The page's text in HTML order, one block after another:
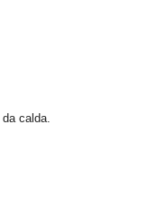
calda.